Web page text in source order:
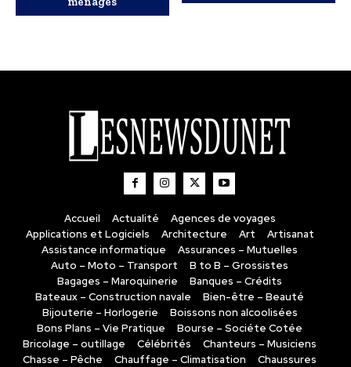
Accueil Actualité
Agences de voyages
Applications et Logiciels
Architecture Art
Artisanat
Assistance informatique
Assurances – Mutuelles
Auto – Moto – Transport
B to B – Grossistes
Bagages – Maroquinerie
Banques – Crédits
Bateaux – Construction navale
Bien-être – Beauté
Bijouterie – Horlogerie
Boissons non alcoolisées
Bons Plans – Vie Pratique
Bourse – Sociéte Cotée
Bricolage – outillage
Célébrités
Chanteurs – Musiciens
Chasse – Pêche
Chauffage – Climatisation
Chaussures